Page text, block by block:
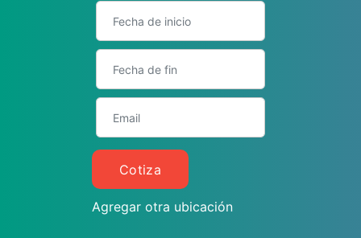
Cotiza
Agregar otra ubicación